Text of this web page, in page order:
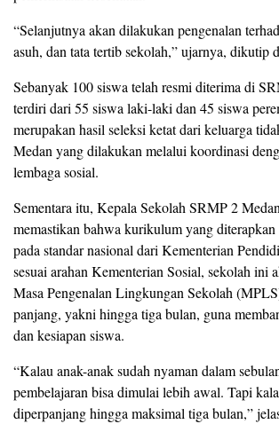
“Selanjutnya akan dilakukan pengenalan
asuh, dan tata tertib sekolah,” ujarnya, dikutip
Sebanyak 100 siswa telah resmi diterima di
terdiri dari 55 siswa laki-laki dan 45 siswa
merupakan hasil seleksi ketat dari keluarga
Medan yang dilakukan melalui koordinasi
lembaga sosial.
Sementara itu, Kepala Sekolah SRMP 2
memastikan bahwa kurikulum yang diterapkan
pada standar nasional dari Kementerian
sesuai arahan Kementerian Sosial, sekolah ini
Masa Pengenalan Lingkungan Sekolah
panjang, yakni hingga tiga bulan, guna
dan kesiapan siswa.
“Kalau anak-anak sudah nyaman dalam
pembelajaran bisa dimulai lebih awal. Tapi
diperpanjang hingga maksimal tiga bulan,”